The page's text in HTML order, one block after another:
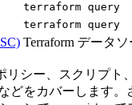
terraform query
terraform query
Terraform データソ
リシー、スクリプト
どをカバーします。